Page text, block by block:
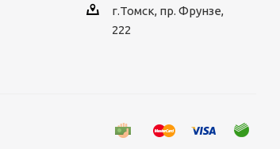
г.Томск, пр. Фрунзе,
222